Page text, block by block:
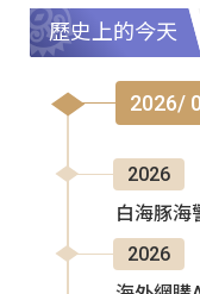
歷史上的今天
2026/
2026
白海豚海
2026